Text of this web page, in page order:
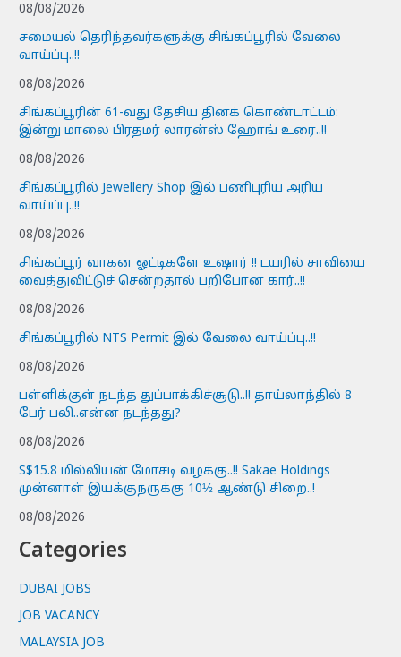
08/08/2026
சமையல் தெரிந்தவர்களுக்கு சிங்கப்பூரில் வேலை
வாய்ப்பு..!!
08/08/2026
சிங்கப்பூரின் 61-வது தேசிய தினக் கொண்டாட்டம்:
இன்று மாலை பிரதமர் லாரன்ஸ் ஹோங் உரை..!!
08/08/2026
சிங்கப்பூரில் Jewellery Shop இல் பணிபுரிய அரிய
வாய்ப்பு..!!
08/08/2026
சிங்கப்பூர் வாகன ஓட்டிகளே உஷார் !! டயரில் சாவியை
வைத்துவிட்டுச் சென்றதால் பறிபோன கார்..!!
08/08/2026
சிங்கப்பூரில் NTS Permit இல் வேலை வாய்ப்பு..!!
08/08/2026
பள்ளிக்குள் நடந்த துப்பாக்கிச்சூடு..!! தாய்லாந்தில் 8
பேர் பலி..என்ன நடந்தது?
08/08/2026
S$15.8 மில்லியன் மோசடி வழக்கு..!! Sakae Holdings
முன்னாள் இயக்குநருக்கு 10½ ஆண்டு சிறை..!
08/08/2026
Categories
DUBAI JOBS
JOB VACANCY
MALAYSIA JOB